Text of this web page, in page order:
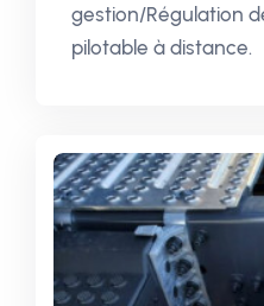
gestion/Régulation
pilotable à distance.